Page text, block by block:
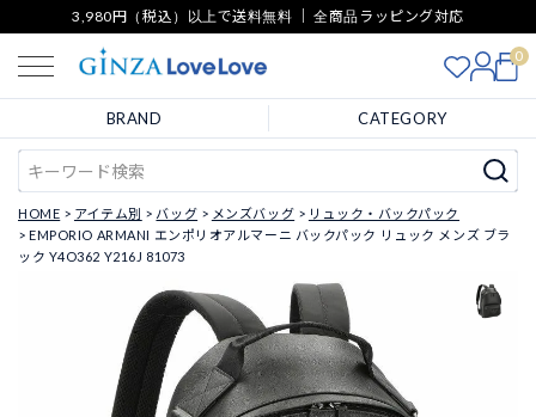
3,980円（税込）以上で送料無料 ｜ 全商品ラッピング対応
0
BRAND CATEGORY
HOME アイテム別 バッグ メンズバッグ
リュック・バックパック
EMPORIO ARMANI エンポリオアルマーニ バックパック リュック メンズ ブラ
ック Y4O362 Y216J 81073